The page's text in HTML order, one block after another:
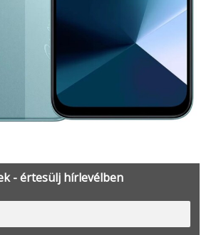
- értesülj hírlevélben